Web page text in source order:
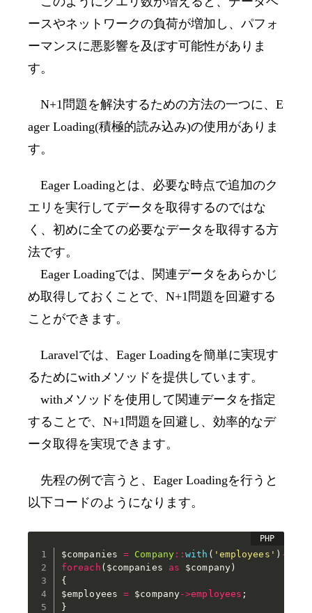
ースやネットワークの負荷が増加し、パフォ
ーマンスに悪影響を及ぼす可能性がありま
す。
N+1 問題を解決するための方法の一つに、E
ager Loading(積極的読み込み)の使用がありま
す。
Eager Loading とは、必要な時点で追加のク
エリを実行してデータを取得するのではな
く、初めに全ての必要なデータを取得する方
法です。
Eager Loadingでは、関連データをあらかじ
め取得しておくことで、N+1 問題を回避する
ことができます。
Laravelでは、Eager Loadingを簡単に実現す
るためにwith メソッドを提供しています。
with メソッドを使用して関連データを指定
することで、N+1 問題を回避し、効率的なデ
ータ取得を実現できます。
先程の例で言うと、Eager Loadingを行うと
以下コードのようになります。
$companies = Company::with ( 'employees' ) ->
foreach ( $companies as $company)
{
$employees
= $company->employees ;
}